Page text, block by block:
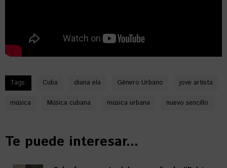
Tags: Cuba diana ela Género Urbano jove artista
música Música cubana música urbana nuevo sencillo
Te puede interesar...